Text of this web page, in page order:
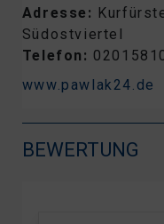
Adresse:
Südostviertel
Telefon:
www.pawlak24.de
BEWERTUNG